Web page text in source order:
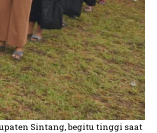
Sintang, begitu tinggi saat